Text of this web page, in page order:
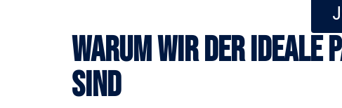
Warum wir der ideale
sind